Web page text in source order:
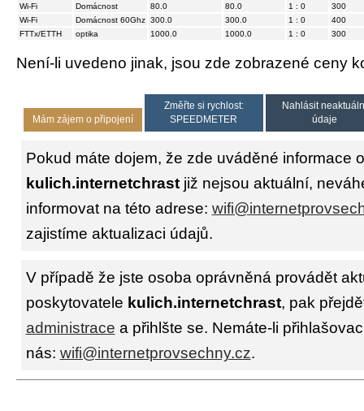
Wi-Fi
Domácnost 80.0 80.0 1 : 0
300
Wi-Fi
Domácnost 60Ghz 300.0 300.0 1 : 0
400
FTTx/ETTH
optika 1000.0 1000.0 1 : 0 300
Není-li uvedeno jinak, jsou zde zobrazené ceny
Mám zájem o připojení
Změřte si rychlost:
SPEEDMETER
Nahlásit
údaje
Pokud máte dojem, že zde uváděné informace
kulich.internetchrastjiž nejsou aktuální,
informovat na této adrese:
zajistíme aktualizaci údajů.
V případě že jste osoba oprávněná provádět
poskytovatele kulich.internetchrast, pak
administrace a přihlšte se. Nemáte-li
nás: wifi@internetprovsechny.cz.